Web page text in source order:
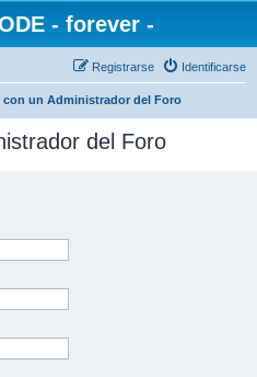
- forever -
Identificarse
Registrarse
con un Administrador del Foro
del Foro